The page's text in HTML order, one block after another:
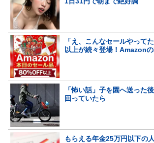
「え、こんなセールやって
以上が続々登場！Amazon
「怖い話」子を園へ送った
回っていたら
もらえる年金25万円以下の